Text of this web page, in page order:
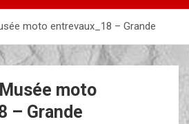
moto entrevaux_18 – Grande
moto
– Grande